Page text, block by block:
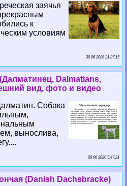
заячья
к
условиям
30 06 2026 21:37:15
Dalmatians,
вид, фото и видео
Собака
вынослива,
29 06 2026 5:47:21
(Danish Dachsbracke)